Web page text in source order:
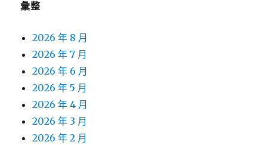
彙整
2026 年 8 月
2026 年 7 月
2026 年 6 月
2026 年 5 月
2026 年 4 月
2026 年 3 月
2026 年 2 月